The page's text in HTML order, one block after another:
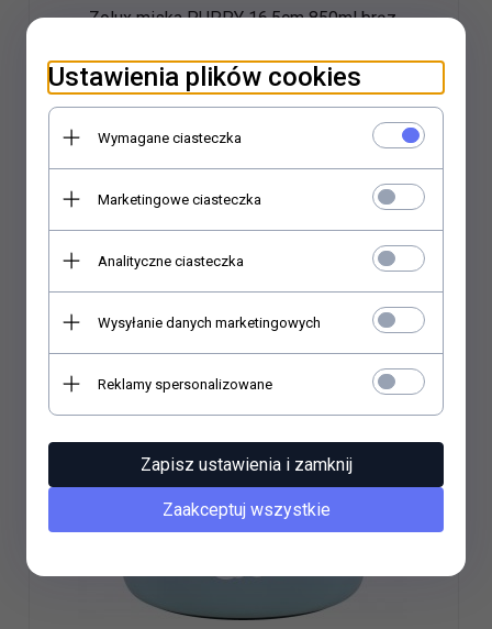
Zolux miska PUPPY 16,5cm 850ml brąz
18, 38
22.98 PLN
Wyprzedaż
Ustawienia plików cookies
Wymagane ciasteczka
Marketingowe ciasteczka
Analityczne ciasteczka
Wysyłanie danych marketingowych
Reklamy spersonalizowane
Zapisz ustawienia i zamknij
Zaakceptuj wszystkie